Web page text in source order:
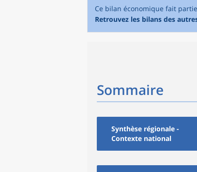
Ce bilan économique fait
Retrouvez les bilans des
Sommaire
Synthèse régionale -
Contexte national